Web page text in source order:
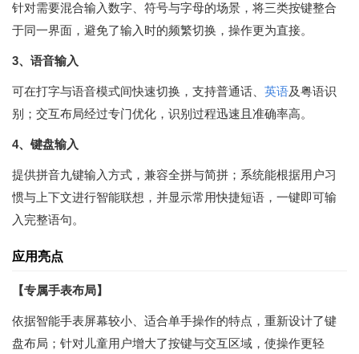
针对需要混合输入数字、符号与字母的场景，将三类按键整合
于同一界面，避免了输入时的频繁切换，操作更为直接。
3、语音输入
可在打字与语音模式间快速切换，支持普通话、 英语及粤语识
别；交互布局经过专门优化，识别过程迅速且准确率高。
4、键盘输入
提供拼音九键输入方式，兼容全拼与简拼；系统能根据用户习
惯与上下文进行智能联想，并显示常用快捷短语，一键即可输
入完整语句。
应用亮点
【专属手表布局】
依据智能手表屏幕较小、适合单手操作的特点，重新设计了键
盘布局；针对儿童用户增大了按键与交互区域，使操作更轻